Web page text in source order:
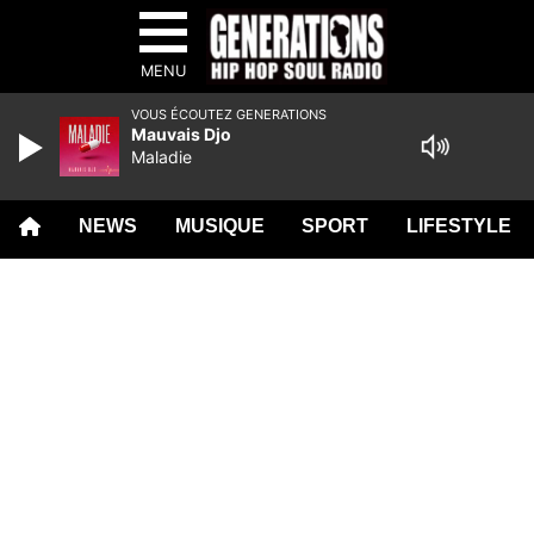
MENU
NEWS MUSIQUE SPORT LIFESTYLE
VOUS ÉCOUTEZ GENERATIONS
Mauvais Djo
Maladie